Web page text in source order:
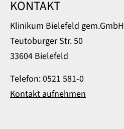
KONTAKT
Klinikum Bielefeld gem.GmbH
Teutoburger Str. 50
33604 Bielefeld
Telefon: 0521 581-0
Kontakt aufnehmen